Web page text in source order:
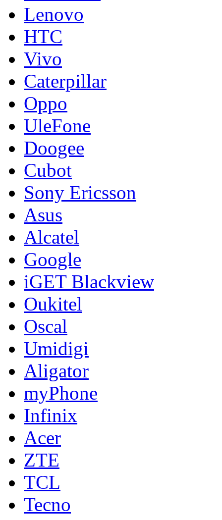
Lenovo
HTC
Vivo
Caterpillar
Oppo
UleFone
Doogee
Cubot
Sony Ericsson
Asus
Alcatel
Google
iGET Blackview
Oukitel
Oscal
Umidigi
Aligator
myPhone
Infinix
Acer
ZTE
TCL
Tecno